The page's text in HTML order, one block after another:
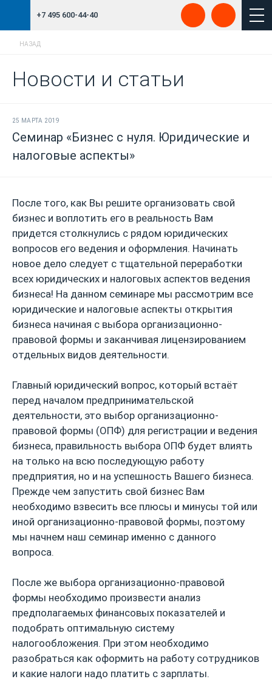
+7 495 600-44-40
НАЗАД
Новости и статьи
25 МАРТА 2019
Семинар «Бизнес с нуля. Юридические и
налоговые аспекты»
После того, как Вы решите организовать свой
бизнес и воплотить его в реальность Вам
придется столкнулись с рядом юридических
вопросов его ведения и оформления. Начинать
новое дело следует с тщательной переработки
всех юридических и налоговых аспектов ведения
бизнеса! На данном семинаре мы рассмотрим все
юридические и налоговые аспекты открытия
бизнеса начиная с выбора организационно-
правовой формы и заканчивая лицензированием
отдельных видов деятельности.
Главный юридический вопрос, который встаёт
перед началом предпринимательской
деятельности, это выбор организационно-
правовой формы (ОПФ) для регистрации и ведения
бизнеса, правильность выбора ОПФ будет влиять
на только на всю последующую работу
предприятия, но и на успешность Вашего бизнеса.
Прежде чем запустить свой бизнес Вам
необходимо взвесить все плюсы и минусы той или
иной организационно-правовой формы, поэтому
мы начнем наш семинар именно с данного
вопроса.
После же выбора организационно-правовой
формы необходимо произвести анализ
предполагаемых финансовых показателей и
подобрать оптимальную систему
налогообложения. При этом необходимо
разобраться как оформить на работу сотрудников
и какие налоги надо платить с зарплаты.